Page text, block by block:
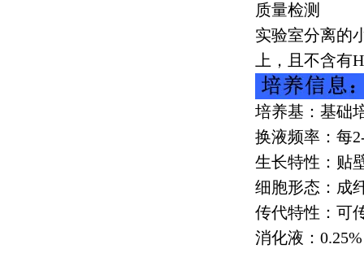
质量检测
实验室分离的
上，且不含有
培养基：基础
换液频率：每
生长特性：贴
细胞形态：成
传代特性：可
消化液： 0.25%